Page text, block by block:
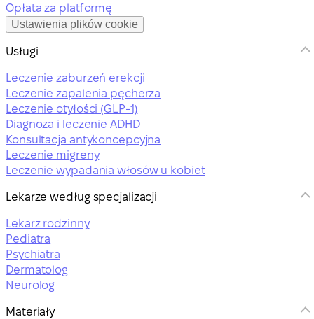
Opłata za platformę
Ustawienia plików cookie
Usługi
Leczenie zaburzeń erekcji
Leczenie zapalenia pęcherza
Leczenie otyłości (GLP-1)
Diagnoza i leczenie ADHD
Konsultacja antykoncepcyjna
Leczenie migreny
Leczenie wypadania włosów u kobiet
Lekarze według specjalizacji
Lekarz rodzinny
Pediatra
Psychiatra
Dermatolog
Neurolog
Materiały